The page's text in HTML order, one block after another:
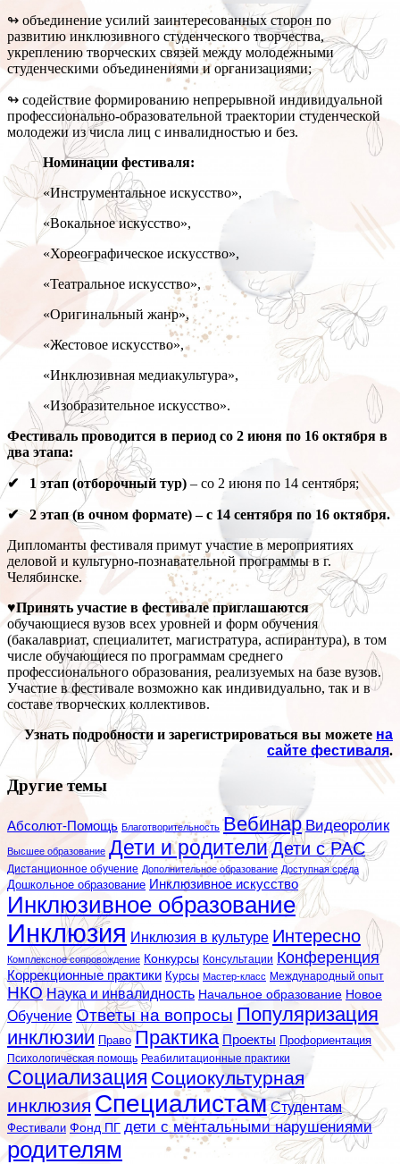
↬ объединение усилий заинтересованных сторон по
развитию инклюзивного студенческого творчества,
укреплению творческих связей между молодежными
студенческими объединениями и организациями;
↬ содействие формированию непрерывной индивидуальной
профессионально-образовательной траектории студенческой
молодежи из числа лиц с инвалидностью и без.
Номинации фестиваля:
«Инструментальное искусство»,
«Вокальное искусство»,
«Хореографическое искусство»,
«Театральное искусство»,
«Оригинальный жанр»,
«Жестовое искусство»,
«Инклюзивная медиакультура»,
«Изобразительное искусство».
Фестиваль проводится в период со 2 июня по 16 октября в
два этапа:
✔ 1 этап (отборочный тур) – со 2 июня по 14 сентября;
✔ 2 этап (в очном формате) – с 14 сентября по 16 октября.
Дипломанты фестиваля примут участие в мероприятиях
деловой и культурно-познавательной программы в г.
Челябинске.
♥Принять участие в фестивале приглашаются
обучающиеся вузов всех уровней и форм обучения
(бакалавриат, специалитет, магистратура, аспирантура), в том
числе обучающиеся по программам среднего
профессионального образования, реализуемых на базе вузов.
Участие в фестивале возможно как индивидуально, так и в
составе творческих коллективов.
Узнать подробности и зарегистрироваться вы можете на
сайте фестиваля.
Другие темы
Абсолют-Помощь Благотворительность Вебинар Видеоролик
Высшее образование Дети и родителиДети с РАС
Дистанционное обучение Дополнительное образование Доступная среда
Дошкольное образование Инклюзивное искусство
Инклюзивное образование
Инклюзия Инклюзия в культуре Интересно
Комплексное сопровождение Конкурсы Консультации Конференция
Коррекционные практики Курсы Мастер-класс Международный опыт
НКО Наука и инвалидность Начальное образование Новое
Обучение Ответы на вопросы Популяризация
инклюзии Право Практика Проекты Профориентация
Психологическая помощь Реабилитационные практики
Социализация Социокультурная
инклюзия Специалистам Студентам
Фестивали Фонд ПГ дети с ментальными нарушениями
родителям